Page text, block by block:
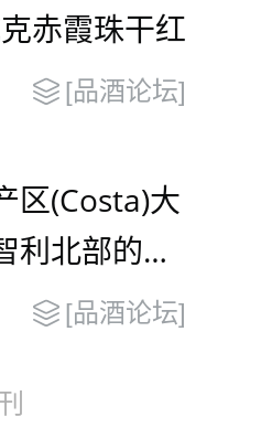
赤霞珠干红
[品酒论坛]
区(Costa)大
利北部的利
[品酒论坛]